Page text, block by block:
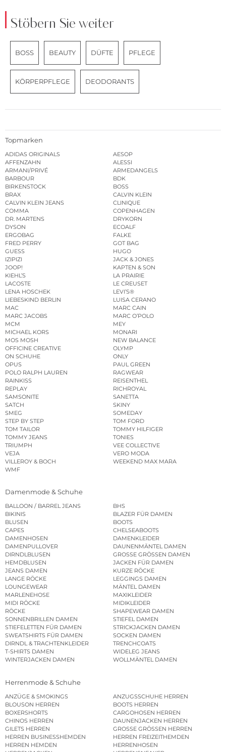
Stöbern Sie weiter
BOSS BEAUTY DÜFTE PFLEGE
KÖRPERPFLEGE DEODORANTS
Topmarken
ADIDAS ORIGINALS
AESOP
AFFENZAHN
ALESSI
ARMANI/PRIVÉ
ARMEDANGELS
BARBOUR
BDK
BIRKENSTOCK
BOSS
BRAX
CALVIN KLEIN
CALVIN KLEIN JEANS
CLINIQUE
COMMA
COPENHAGEN
DR. MARTENS
DRYKORN
DYSON
ECOALF
ERGOBAG
FALKE
FRED PERRY
GOT BAG
GUESS
HUGO
IZIPIZI
JACK & JONES
JOOP!
KAPTEN & SON
KIEHL’S
LA PRAIRIE
LACOSTE
LE CREUSET
LENA HOSCHEK
LEVI’S®
LIEBESKIND BERLIN
LUISA CERANO
MAC
MARC CAIN
MARC JACOBS
MARC O’POLO
MCM
MEY
MICHAEL KORS
MONARI
MOS MOSH
NEW BALANCE
OFFICINE CREATIVE
OLYMP
ON SCHUHE
ONLY
OPUS
PAUL GREEN
POLO RALPH LAUREN
RAGWEAR
RAINKISS
REISENTHEL
REPLAY
RICHROYAL
SAMSONITE
SANETTA
SATCH
SKINY
SMEG
SOMEDAY
STEP BY STEP
TOM FORD
TOM TAILOR
TOMMY HILFIGER
TOMMY JEANS
TONIES
TRIUMPH
VEE COLLECTIVE
VEJA
VERO MODA
VILLEROY & BOCH
WEEKEND MAX MARA
WMF
Damenmode & Schuhe
BALLOON / BARREL JEANS
BHS
BIKINIS
BLAZER FÜR DAMEN
BLUSEN
BOOTS
CAPES
CHELSEABOOTS
DAMENHOSEN
DAMENKLEIDER
DAMENPULLOVER
DAUNENMÄNTEL DAMEN
DIRNDLBLUSEN
GROSSE GRÖSSEN DAMEN
HEMDBLUSEN
JACKEN FÜR DAMEN
JEANS DAMEN
KURZE RÖCKE
LANGE RÖCKE
LEGGINGS DAMEN
LOUNGEWEAR
MÄNTEL DAMEN
MARLENEHOSE
MAXIKLEIDER
MIDI RÖCKE
MIDIKLEIDER
RÖCKE
SHAPEWEAR DAMEN
SONNENBRILLEN DAMEN
STIEFEL DAMEN
STIEFELETTEN FÜR DAMEN
STRICKJACKEN DAMEN
SWEATSHIRTS FÜR DAMEN
SOCKEN DAMEN
DIRNDL & TRACHTENKLEIDER
TRENCHCOATS
T-SHIRTS DAMEN
WIDELEG JEANS
WINTERJACKEN DAMEN
WOLLMÄNTEL DAMEN
Herrenmode & Schuhe
ANZÜGE & SMOKINGS
ANZUGSSCHUHE HERREN
BLOUSON HERREN
BOOTS HERREN
BOXERSHORTS
CARGOHOSEN HERREN
CHINOS HERREN
DAUNENJACKEN HERREN
GILETS HERREN
GROSSE GRÖSSEN HERREN
HERREN BUSINESSHEMDEN
HERREN FREIZEITHEMDEN
HERREN HEMDEN
HERRENHOSEN